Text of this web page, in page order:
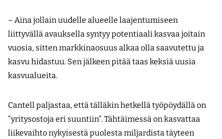
– Aina jollain uudelle alueelle laajentumiseen
liittyvällä avauksella syntyy potentiaali kasvaa joitain
vuosia, sitten markkinaosuus alkaa olla saavutettu ja
kasvu hidastuu. Sen jälkeen pitää taas keksiä uusia
kasvualueita.
Cantell paljastaa, että tälläkin hetkellä työpöydällä on
”yritysostoja eri suuntiin”. Tähtäimessä on kasvattaa
liikevaihto nykyisestä puolesta miljardista täyteen